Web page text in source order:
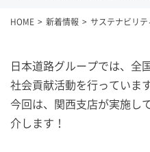
HOME 新着情報 サステナビリテ
日本道路グループでは、全
社会貢献活動を行っています
今回は、関西支店が実施し
介します！